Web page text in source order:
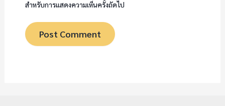
สำหรับการแสดงความเห็นครั้งถัดไป